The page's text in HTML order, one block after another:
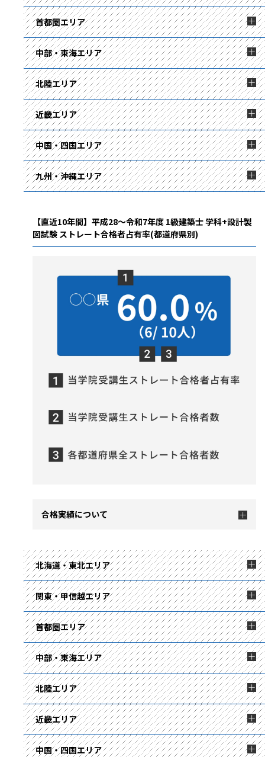
首都圏エリア
中部・東海エリア
北陸エリア
近畿エリア
中国・四国エリア
九州・沖縄エリア
【直近10年間】平成28～令和7年度 1級建築士 学科+設計製
図試験 ストレート合格者占有率(都道府県別)
合格実績について
北海道・東北エリア
関東・甲信越エリア
首都圏エリア
中部・東海エリア
北陸エリア
近畿エリア
中国・四国エリア